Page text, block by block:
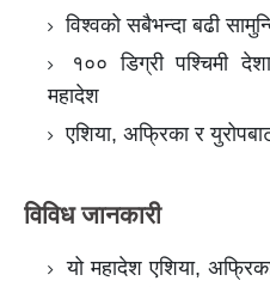
विश्वको सबैभन्दा बढी
१०० डिग्री पश्चिमी
महादेश
एशिया, अफ्रिका र
विविध जानकारी
यो महादेश एशिया,